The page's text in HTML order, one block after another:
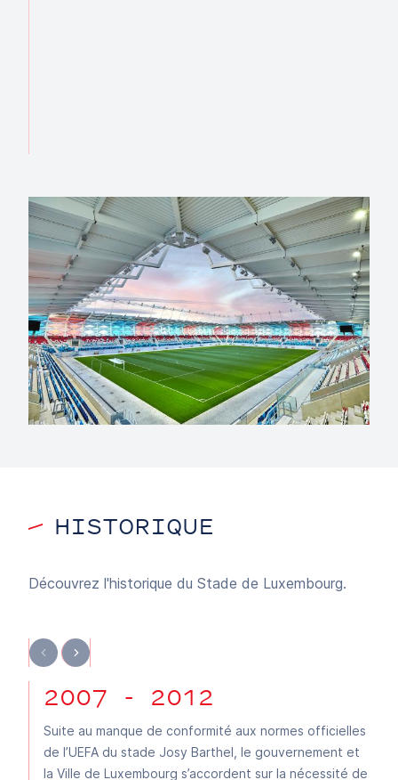
HISTORIQUE
Découvrez l'historique du Stade de Luxembourg.
2007 - 2012
Suite au manque de conformité aux normes officielles
de l’UEFA du stade Josy Barthel, le gouvernement et
la Ville de Luxembourg s’accordent sur la nécessité de